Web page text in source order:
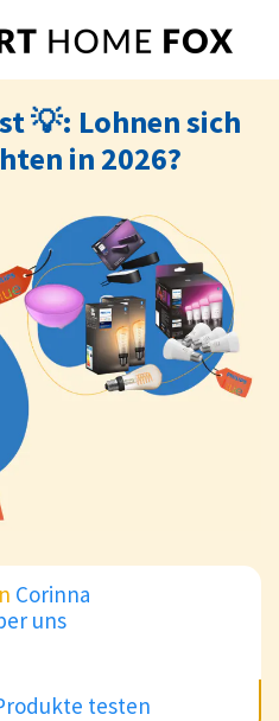
💡: Lohnen sich
in 2026?
Corinna
uns
testen